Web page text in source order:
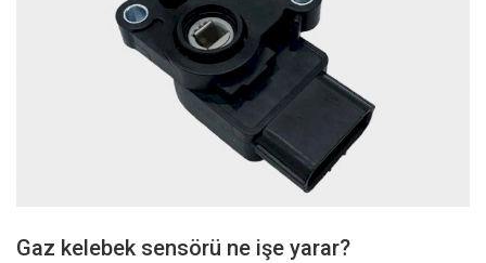
Gaz kelebek sensörü ne işe yarar?